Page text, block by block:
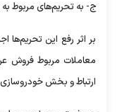
ج- به تحریم‌های مربوط
بر اثر رفع این تحریم‌ها
معاملات مربوط فروش
ارتباط و بخش